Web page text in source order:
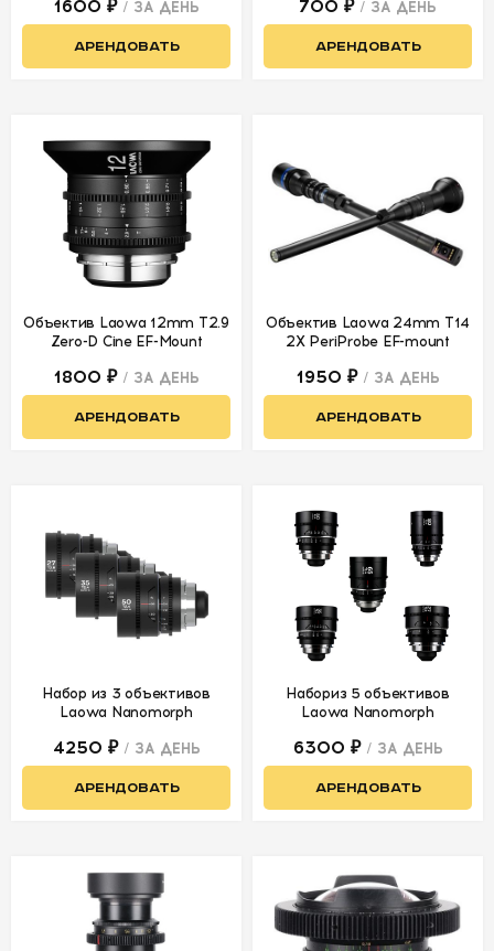
1600 ₽ / ЗА ДЕНЬ
АРЕНДОВАТЬ
700 ₽ / ЗА ДЕНЬ
АРЕНДОВАТЬ
Объектив Laowa 12mm T2.9
Zero-D Cine EF-Mount
1800 ₽ / ЗА ДЕНЬ
АРЕНДОВАТЬ
Объектив Laowa 24mm T14
2X PeriProbe EF-mount
1950 ₽ / ЗА ДЕНЬ
АРЕНДОВАТЬ
Набор из 3 объективов
Laowa Nanomorph
4250 ₽ / ЗА ДЕНЬ
АРЕНДОВАТЬ
Набориз 5 объективов
Laowa Nanomorph
6300 ₽ / ЗА ДЕНЬ
АРЕНДОВАТЬ